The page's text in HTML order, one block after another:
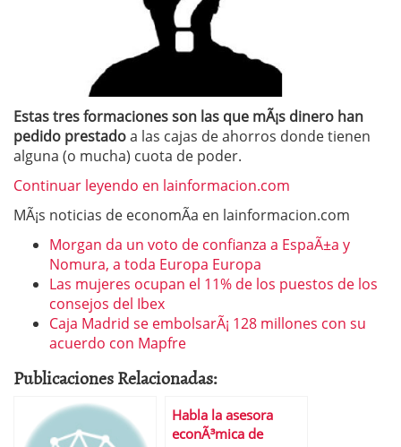
Estas tres formaciones son las que mÃ¡s dinero han
pedido prestadoa las cajas de ahorros donde tienen
alguna (o mucha) cuota de poder.
Continuar leyendo en lainformacion.com
MÃ¡s noticias de economÃ­a en lainformacion.com
Morgan da un voto de confianza a EspaÃ±a y
Nomura, a toda Europa Europa
Las mujeres ocupan el 11% de los puestos de los
consejos del Ibex
Caja Madrid se embolsarÃ¡ 128 millones con su
acuerdo con Mapfre
Publicaciones Relacionadas:
Habla la asesora
econÃ³mica de